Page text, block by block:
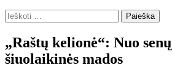
Ieškoti:
„Raštų kelionė“: Nuo
šiuolaikinės mados